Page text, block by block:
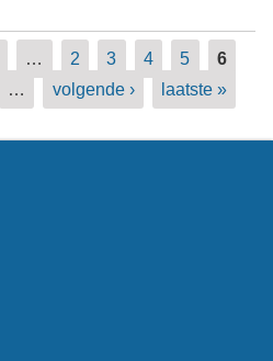
… 2 3 4 5
6
… volgende › laatste »